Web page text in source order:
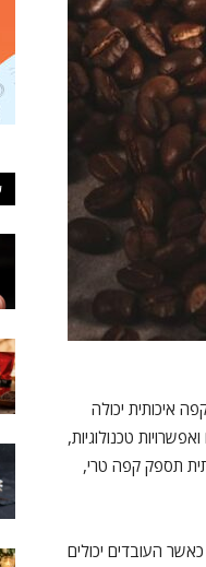
איכותית יכולה
טכנולוגיות,
תספק קפה טרי,
העובדים יכולים